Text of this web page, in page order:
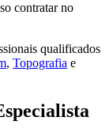
contratar no
qualificados
, Topografia e